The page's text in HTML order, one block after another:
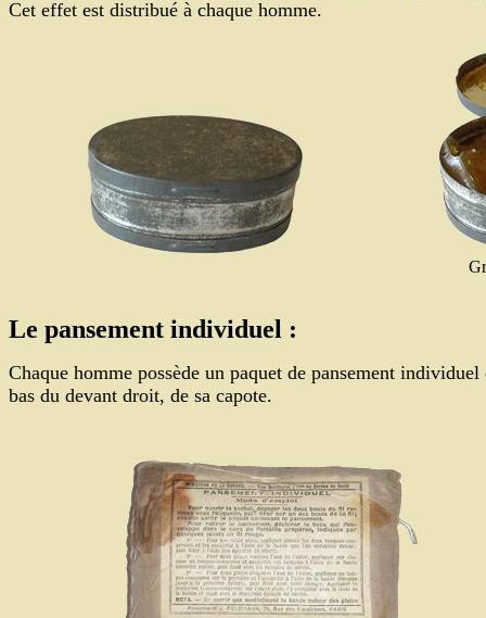
Cet effet est distribué à chaque homme.
Le pansement individuel :
Chaque homme possède un paquet de pansement
bas du devant droit, de sa capote.